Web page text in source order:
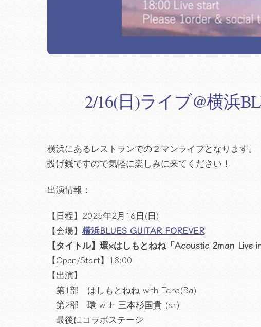
2/16(日)ライブ@横浜
横浜にあるレストランでの２マンライブとなります。
投げ銭ですので気軽に楽しみに来てください！
出演情報：
【日程】2025年2月16日(日)
【会場】 横浜BLUES GUITAR FOREVER
【タイトル】環×はしもとねね「Acoustic 2man Live
【Open/Start】18:00
【出演】
第1部 はしもとねね with Taro(Ba)
第2部 環 with 三本杉国貴 (dr)
最後にコラボステージ